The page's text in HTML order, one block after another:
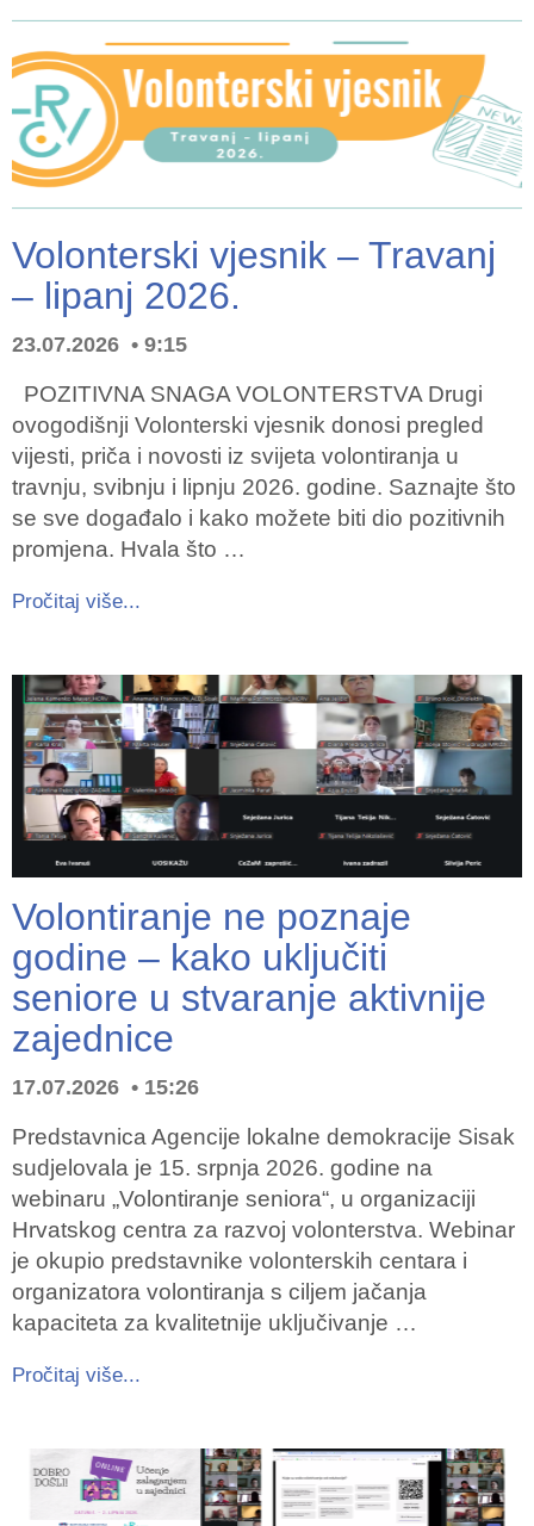
Volonterski vjesnik – Travanj
– lipanj 2026.
23.07.2026 9:15
POZITIVNA SNAGA VOLONTERSTVA Drugi
ovogodišnji Volonterski vjesnik donosi pregled
vijesti, priča i novosti iz svijeta volontiranja u
travnju, svibnju i lipnju 2026. godine. Saznajte što
se sve događalo i kako možete biti dio pozitivnih
promjena. Hvala što …
Pročitaj više...
Volontiranje ne poznaje
godine – kako uključiti
seniore u stvaranje aktivnije
zajednice
17.07.2026 15:26
Predstavnica Agencije lokalne demokracije Sisak
sudjelovala je 15. srpnja 2026. godine na
webinaru „Volontiranje seniora“, u organizaciji
Hrvatskog centra za razvoj volonterstva. Webinar
je okupio predstavnike volonterskih centara i
organizatora volontiranja s ciljem jačanja
kapaciteta za kvalitetnije uključivanje …
Pročitaj više...